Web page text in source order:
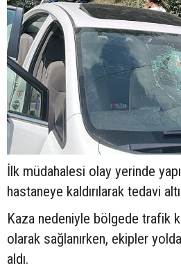
İlk müdahalesi olay yerinde
hastaneye kaldırılarak tedavi
Kaza nedeniyle bölgede trafik
olarak sağlanırken, ekipler
aldı.